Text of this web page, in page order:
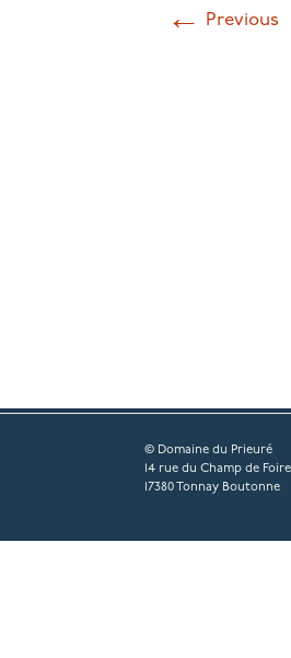
← Previous
© Domaine du Prieuré
14 rue du Champ de Foire
17380 Tonnay Boutonne